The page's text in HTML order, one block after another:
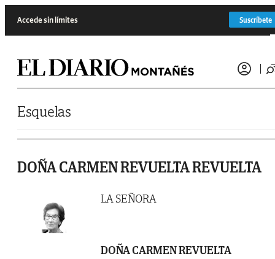
Accede sin límites Suscríbete
Esquelas
DOÑA CARMEN REVUELTA REVUELTA
LA SEÑORA
DOÑA CARMEN REVUELTA